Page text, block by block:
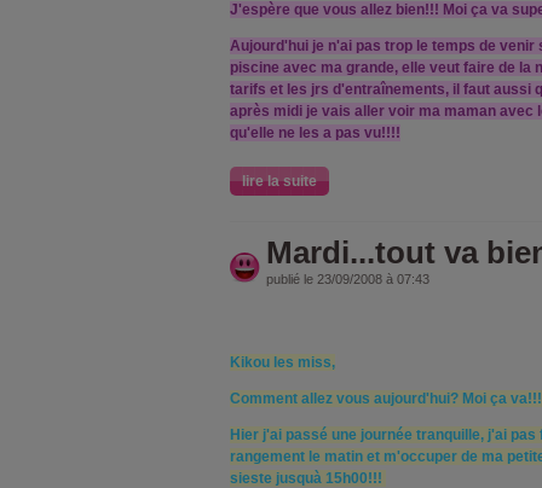
J'espère que vous allez bien!!! Moi ça va
Aujourd'hui je n'ai pas trop le temps de venir
piscine avec ma grande, elle veut faire de la
tarifs et les jrs d'entraînements, il faut aussi
après midi je vais aller voir ma maman avec
qu'elle ne les a pas vu!!!!
lire la suite
Mardi...tout va
publié le 23/09/2008 à 07:43
Kikou les miss,
Comment allez vous aujourd'hui? Moi ça va!!!
Hier j'ai passé une journée tranquille, j'ai
rangement le matin et m'occuper de ma
sieste jusquà 15h00!!!